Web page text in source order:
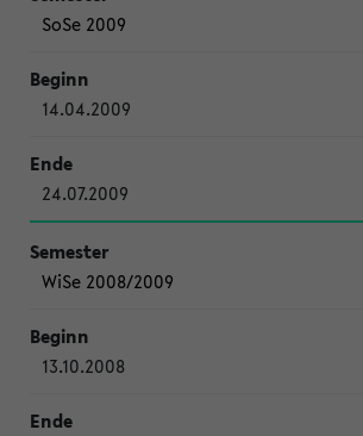
SoSe 2009
14.04.2009
24.07.2009
WiSe 2008/2009
13.10.2008